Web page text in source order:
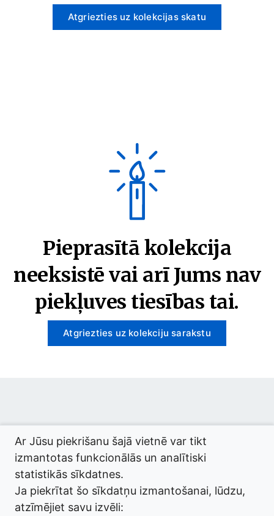
Atgriezties uz kolekcijas skatu
Pieprasītā kolekcija
neeksistē vai arī Jums nav
piekļuves tiesības tai.
Atgriezties uz kolekciju sarakstu
© 2026 termini.gov.lv. Izstrādātājs:Tilde.
Ar Jūsu piekrišanu šajā vietnē var tikt
izmantotas funkcionālās un analītiski
statistikās sīkdatnes.
Ja piekrītat šo sīkdatņu izmantošanai, lūdzu,
atzīmējiet savu izvēli: